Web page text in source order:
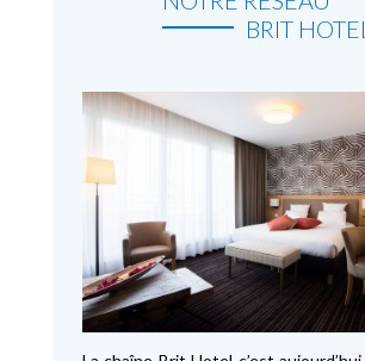
BRIT HOTEL